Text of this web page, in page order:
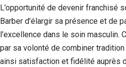
L’opportunité de devenir franchisé
Barber d’élargir sa présence et de
l’excellence dans le soin masculin.
par sa volonté de combiner
ainsi satisfaction et fidélité auprès